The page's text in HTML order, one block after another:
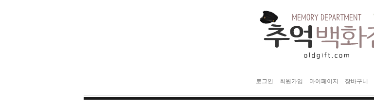
로그인 회원가입 마이페이지 장바구니